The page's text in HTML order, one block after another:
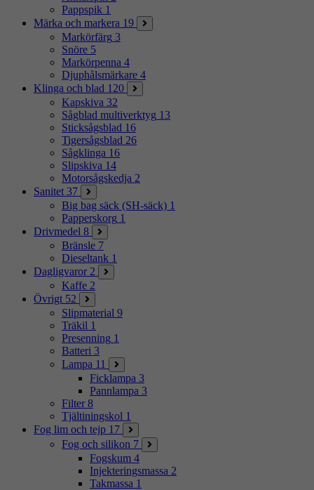
Pappspik 1
Märka och markera 19
Markörfärg 3
Snöre 5
Markörpenna 4
Djuphålsmärkare 4
Klinga och blad 120
Kapskiva 32
Sågblad multiverktyg 13
Sticksågsblad 16
Tigersågsblad 26
Sågklinga 16
Slipskiva 14
Motorsågskedja 2
Sanitet 37
Big bag säck (SH-säck) 1
Papperskorg 1
Drivmedel 8
Bränsle 7
Dieseltank 1
Dagligvaror 2
Kaffe 2
Övrigt 52
Slipmaterial 9
Träkil 1
Presenning 1
Batteri 3
Lampa 11
Ficklampa 3
Pannlampa 3
Filter 8
Tjältiningskol 1
Fog lim och tejp 17
Fog och silikon 7
Fogskum 4
Injekteringsmassa 2
Takmassa 1